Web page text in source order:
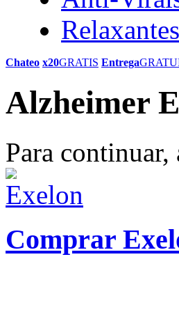
Chateo x20GRATIS Entrega
Alzheimer
Para
Comprar